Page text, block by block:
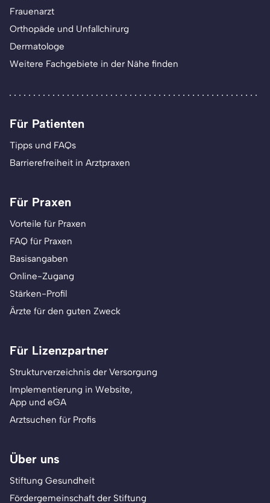
Frauenarzt
Orthopäde und Unfallchirurg
Dermatologe
Weitere Fachgebiete in der Nähe finden
Für Patienten
Tipps und FAQs
Barrierefreiheit in Arztpraxen
Für Praxen
Vorteile für Praxen
FAQ für Praxen
Basisangaben
Online-Zugang
Stärken-Profil
Ärzte für den guten Zweck
Für Lizenzpartner
Strukturverzeichnis der Versorgung
Implementierung in Website,
App und eGA
Arztsuchen für Profis
Über uns
Stiftung Gesundheit
Fördergemeinschaft der Stiftung